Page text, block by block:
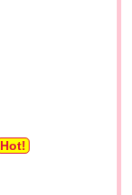
Hot!